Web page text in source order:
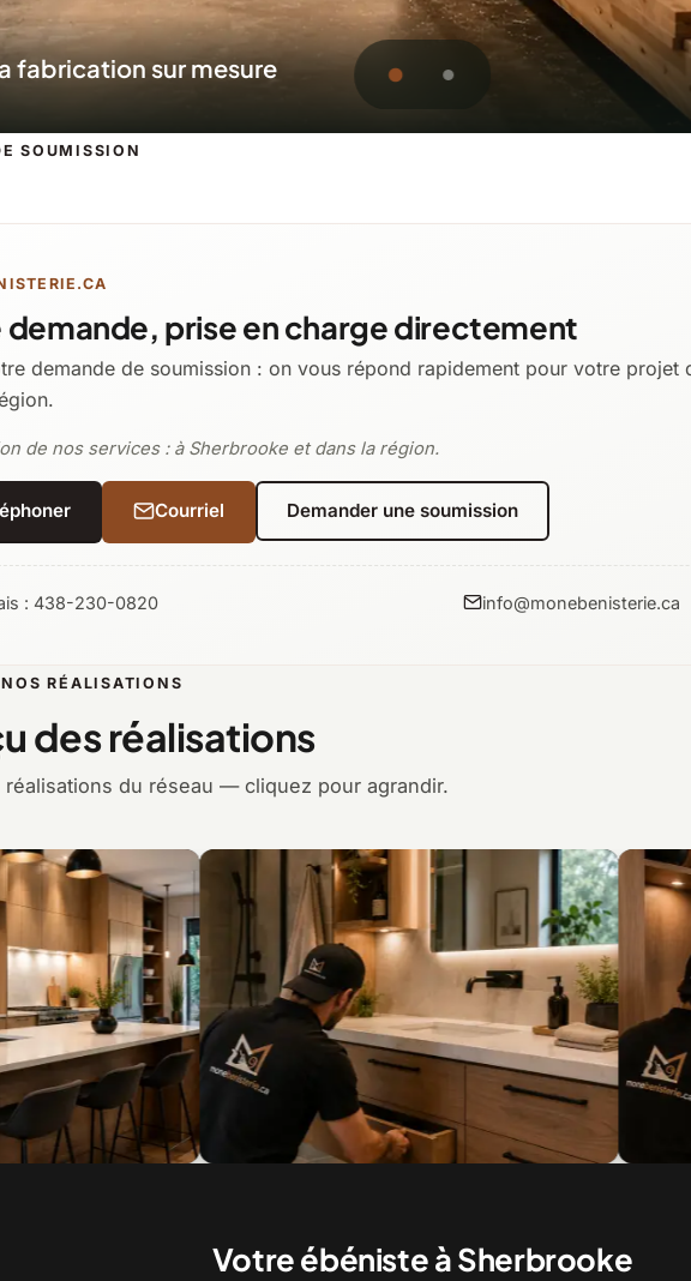
projets résidentiels et commerciaux
SOUMISSION
prise en charge directement
demande de soumission : on vous répond rapidement pour votre projet
de nos services : à Sherbrooke et dans la région.
Courriel Demander une soumission
: 438-230-0820 info@monebenisterie.ca
RÉALISATIONS
des réalisations
réalisations du réseau — cliquez pour agrandir.
Votre ébéniste à Sherbrooke